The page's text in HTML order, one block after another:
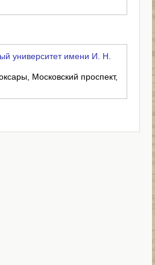
университет имени И. Н.
Московский проспект,